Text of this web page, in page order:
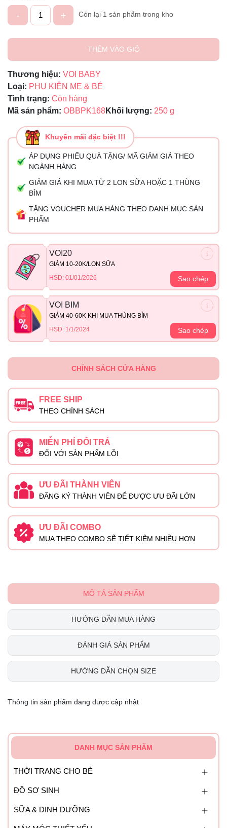
- + Còn lại 1 sản phẩm trong kho
THÊM VÀO GIỎ
Thương hiệu: VOI BABY
Loại: PHỤ KIỆN MẸ & BÉ
Tình trạng: Còn hàng
Mã sản phẩm: OBBPK168Khối lượng: 250 g
Khuyến mãi đặc biệt !!!
ÁP DỤNG PHIẾU QUÀ TẶNG/ MÃ GIẢM GIÁ THEO
NGÀNH HÀNG
GIẢM GIÁ KHI MUA TỪ 2 LON SỮA HOẶC 1 THÙNG
BỈM
TẶNG VOUCHER MUA HÀNG THEO DANH MỤC SẢN
PHẨM
VOI20
GIẢM 10-20K/LON SỮA
HSD: 01/01/2026
Sao chép
VOI BIM
GIẢM 40-60K KHI MUA THÙNG BỈM
HSD: 1/1/2024
Sao chép
CHÍNH SÁCH CỬA HÀNG
FREE SHIP
THEO CHÍNH SÁCH
MIỄN PHÍ ĐỔI TRẢ
ĐỐI VỚI SẢN PHẨM LỖI
ƯU ĐÃI THÀNH VIÊN
ĐĂNG KÝ THÀNH VIÊN ĐỂ ĐƯỢC ƯU ĐÃI LỚN
ƯU ĐÃI COMBO
MUA THEO COMBO SẼ TIẾT KIỆM NHIỀU HƠN
MÔ TẢ SẢN PHẨM
HƯỚNG DẪN MUA HÀNG
ĐÁNH GIÁ SẢN PHẨM
HƯỚNG DẪN CHỌN SIZE
Thông tin sản phẩm đang được cập nhật
DANH MỤC SẢN PHẨM
THỜI TRANG CHO BÉ
ĐỒ SƠ SINH
SỮA & DINH DƯỠNG